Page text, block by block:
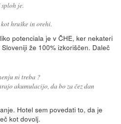
je.
hruške in orehi.
potenciala je v ČHE, ker nekateri
že 100% izkoriščen. Daleč
ni treba ?
akumulacijo, da bo za čez dan
Hotel sem povedati to, da je
kot dovolj.